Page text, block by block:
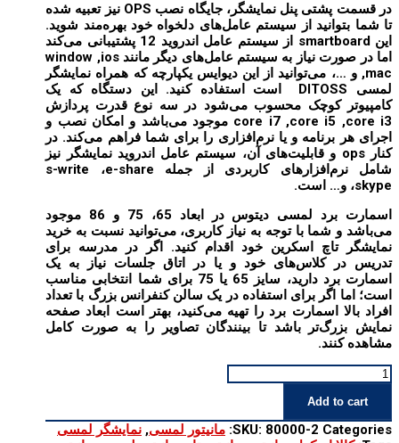
در قسمت پشتی پنل نمایشگر، جایگاه نصب OPS نیز تعبیه شده
تا شما بتوانید از سیستم عامل‌های دلخواه خود بهره‌مند شوید.
این smartboard از سیستم عامل اندروید 12 پشتیبانی می‌کند
اما در صورت نیاز به سیستم عامل‌های دیگر مانند window ,ios
,mac و …، می‌توانید از این دیوایس یکپارچه که همراه نمایشگر
لمسی DITOSS است استفاده کنید. این دستگاه که یک
کامپیوتر کوچک محسوب می‌شود در سه نوع قدرت پردازش
core i7 ,core i5 ,core i3 موجود می‌باشد و امکان نصب و
اجرای هر برنامه و یا نرم‌افزاری را برای شما فراهم می‌کند. در
کنار ops و قابلیت‌های آن، سیستم عامل اندروید نمایشگر نیز
شامل نرم‌افزارهای کاربردی از جمله s-write ،e-share
،skype و… است.
اسمارت برد لمسی دیتوس در ابعاد 65، 75 و 86 موجود
می‌باشد و شما با توجه به نیاز کاربری، می‌توانید نسبت به خرید
نمایشگر تاچ اسکرین خود اقدام کنید. اگر در مدرسه برای
تدریس در کلاس‌های خود و یا در اتاق جلسات نیاز به یک
اسمارت برد دارید، سایز 65 یا 75 برای شما انتخابی مناسب
است؛ اما اگر برای استفاده در یک سالن کنفرانس بزرگ با تعداد
افراد بالا اسمارت برد را تهیه می‌کنید، بهتر است ابعاد صفحه
نمایش بزرگ‌تر باشد تا بینندگان تصاویر را به صورت کامل
مشاهده کنند.
مانیتور
لمسی
اینچ
مدل
Add to cart
SKU: 80000-2 Categories: مانیتور لمسی, نمایشگر لمسی